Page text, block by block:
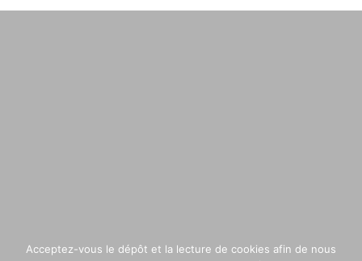
Acceptez-vous le dépôt et la lecture de cookies afin de nous